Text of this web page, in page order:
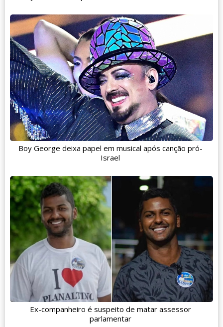
Boy George deixa papel em musical após canção pró-
Israel
Ex-companheiro é suspeito de matar assessor
parlamentar